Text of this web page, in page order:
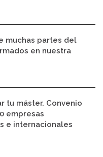
muchas partes del
en nuestra
tu máster. Convenio
empresas
e internacionales